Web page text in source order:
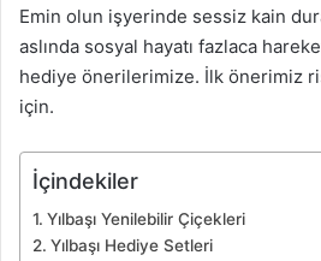
Emin olun işyerinde sessiz kain
aslında sosyal hayatı fazlaca
hediye önerilerimize. İlk önerimiz
için.
İçindekiler
Yılbaşı Yenilebilir Çiçekleri
Yılbaşı Hediye Setleri